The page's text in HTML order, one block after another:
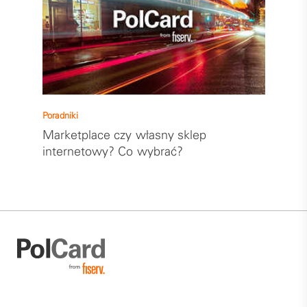
Poradniki
Marketplace czy własny sklep
internetowy? Co wybrać?